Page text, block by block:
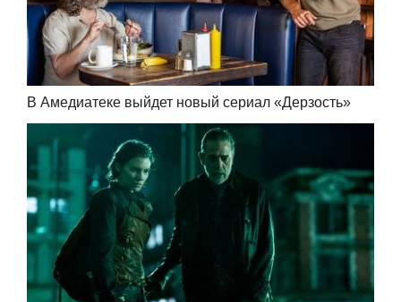
В Амедиатеке выйдет новый сериал «Дерзость»